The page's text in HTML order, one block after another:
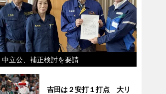
中立公、補正検討を要請
吉田は２安打１打点 大リ